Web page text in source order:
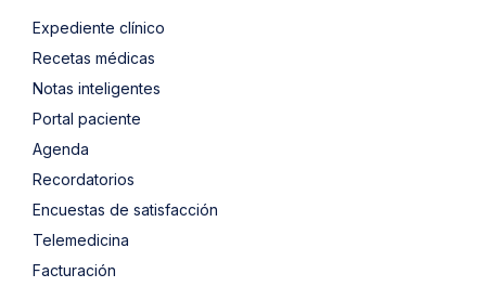
Expediente clínico
Recetas médicas
Notas inteligentes
Portal paciente
Agenda
Recordatorios
Encuestas de satisfacción
Telemedicina
Facturación